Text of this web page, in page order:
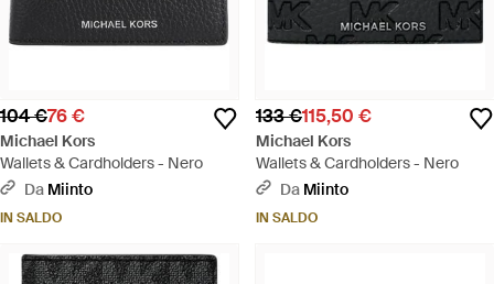
104 €76 €
Michael Kors
Wallets & Cardholders - Nero
Da Miinto
IN SALDO
133 €115,50 €
Michael Kors
Wallets & Cardholders - Nero
Da Miinto
IN SALDO